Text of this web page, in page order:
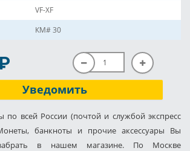
VF-XF
КМ# 30
Уведомить
по всей России (почтой и службой экспресс
банкноты и прочие аксессуары Вы
в нашем магазине. По Москве